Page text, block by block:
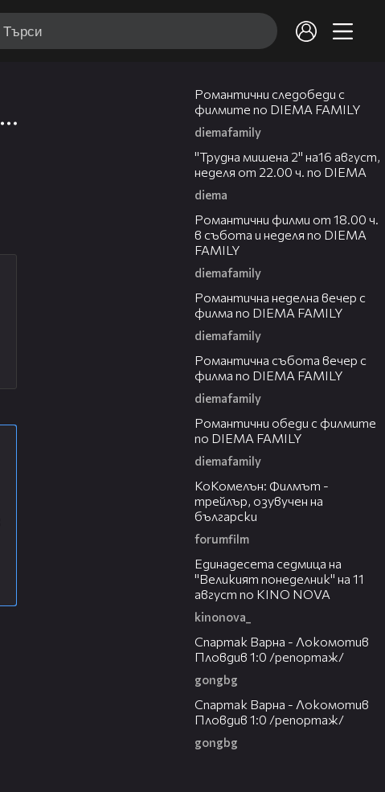
Романтични следобеди с
филмите по DIEMA FAMILY
diemafamily
"Трудна мишена 2" на16 август,
неделя от 22.00 ч. по DIEMA
diema
Романтични филми от 18.00 ч.
в събота и неделя по DIEMA
FAMILY
diemafamily
Романтичнa неделна вечер с
филма по DIEMA FAMILY
diemafamily
Романтичнa събота вечер с
филма по DIEMA FAMILY
diemafamily
Романтични обеди с филмите
по DIEMA FAMILY
diemafamily
КоКомелън: Филмът -
трейлър, озувучен на
български
forumfilm
Единадесета седмица на
"Великият понеделник" на 11
август по KINO NOVA
kinonova_
Спартак Варна - Локомотив
Пловдив 1:0 /репортаж/
gongbg
Спартак Варна - Локомотив
Пловдив 1:0 /репортаж/
gongbg